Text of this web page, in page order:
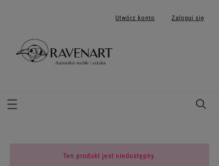
Utwórz konto Zaloguj się
Ten produkt jest niedostępny.